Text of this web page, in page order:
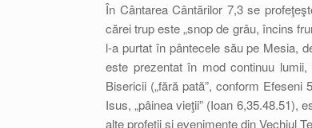
În Cântarea Cântărilor 7,3 se
cărei trup este „snop de grâu, încins
l-a purtat în pântecele său pe Mesia,
este prezentat în mod continuu
Bisericii („fără pată”, conform
Isus, „pâinea vieţii” (Ioan 6,35.48.51),
alte profeţii şi evenimente din Vechiul